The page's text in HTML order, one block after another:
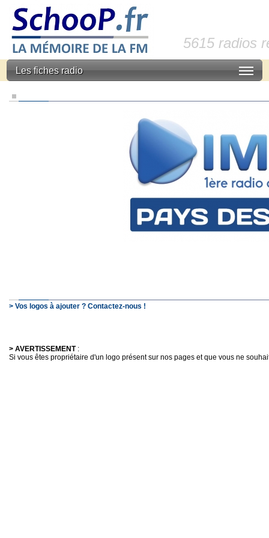
5615 radios
Les fiches radio
> Vos logos à ajouter ? Contactez-nous !
> AVERTISSEMENT:
Si vous êtes propriétaire d'un logo présent sur nos pages et que vous ne